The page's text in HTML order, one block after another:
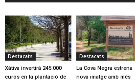
Destacats
Xàtiva invertirà 245.000
euros en la plantació de
Destacats
La Cova Negra estrena
nova imatge amb més